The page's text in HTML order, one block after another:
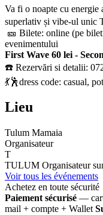
Va fi o noapte cu energie
superlativ și vibe-ul unic
🎫 Bilete: online (pe
evenimentului
First Wave 60 lei -
☎️ Rezervări si detalii:
💃🕺dress code: casual,
Lieu
Tulum Mamaia
Organisateur
T
TULUM Organisateur
Voir tous les événements
Achetez en toute sécurité
Paiement sécurisé —
mail + compte + Wallet